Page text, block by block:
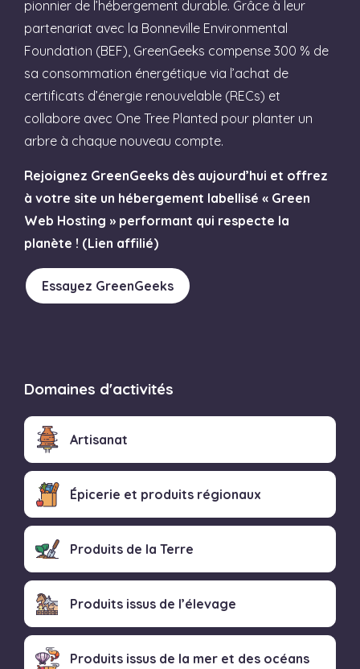
pionnier de l’hébergement durable. Grâce à leur
partenariat avec la Bonneville Environmental
Foundation (BEF), GreenGeeks compense 300 % de
sa consommation énergétique via l’achat de
certificats d’énergie renouvelable (RECs) et
collabore avec One Tree Planted pour planter un
arbre à chaque nouveau compte.
Rejoignez GreenGeeks dès aujourd’hui et offrez
à votre site un hébergement labellisé « Green
Web Hosting » performant qui respecte la
planète ! (Lien affilié)
Essayez GreenGeeks
Domaines d'activités
Artisanat
Épicerie et produits régionaux
Produits de la Terre
Produits issus de l’élevage
Produits issus de la mer et des océans